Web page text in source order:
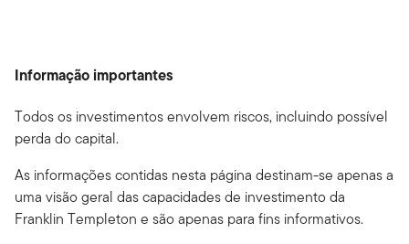
Informação importantes
Todos os investimentos envolvem riscos, incluindo possível
perda do capital.
As informações contidas nesta página destinam-se apenas a
uma visão geral das capacidades de investimento da
Franklin Templeton e são apenas para fins informativos.